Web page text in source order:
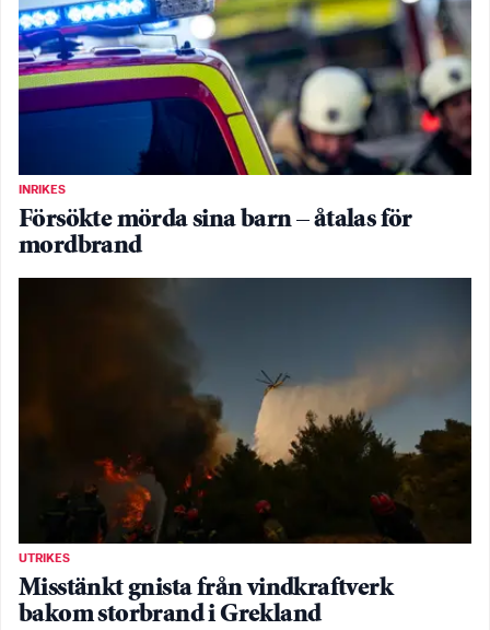
INRIKES
Försökte mörda sina barn – åtalas för
mordbrand
UTRIKES
Misstänkt gnista från vindkraftverk
bakom storbrand i Grekland